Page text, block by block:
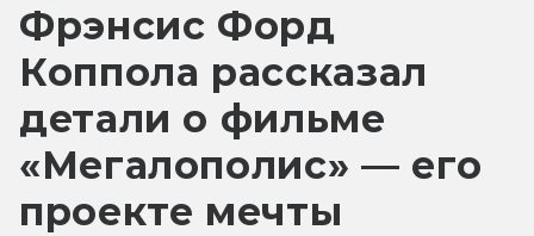
Фрэнсис Форд
Коппола рассказал
детали о фильме
«Мегалополис» — его
проекте мечты